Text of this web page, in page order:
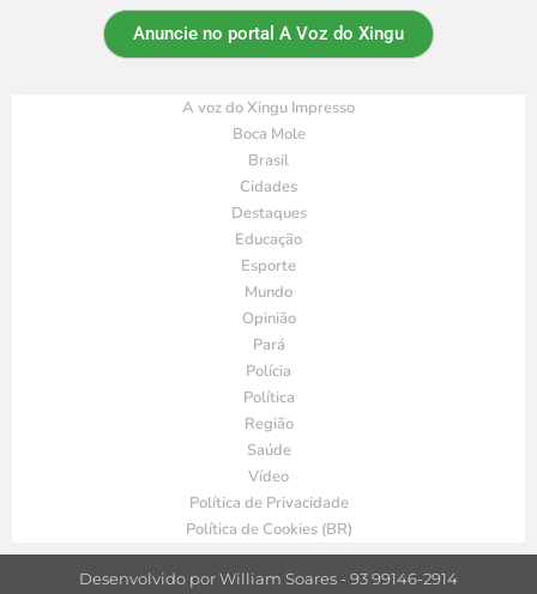
Anuncie no portal A Voz do Xingu
A voz do Xingu Impresso
Boca Mole
Brasil
Cidades
Destaques
Educação
Esporte
Mundo
Opinião
Pará
Polícia
Política
Região
Saúde
Vídeo
Política de Privacidade
Política de Cookies (BR)
Desenvolvido por William Soares - 93 99146-2914